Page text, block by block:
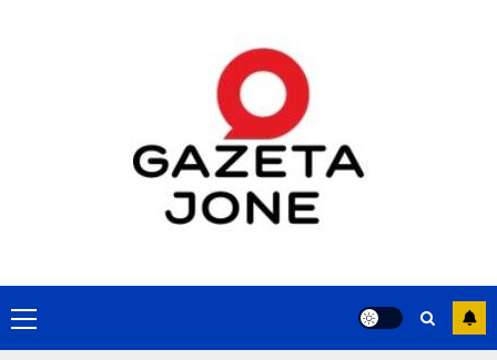
Primary
Menu